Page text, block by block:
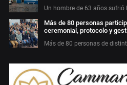
Un hombre de 63 años sufrió
Más de 80 personas
ceremonial, protocolo y
Más de 80 personas de